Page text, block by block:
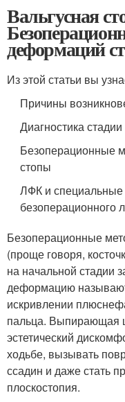
Вальгусная
деформаций
Из этой статьи вы
Причины
Диагностика
Безоперационные
стопы
ЛФК и специальные
безоперационного
Безоперационные
(проще говоря,
на начальной стадии
деформацию
искривлении
пальца. Выпирающая
эстетический
ходьбе, вызывать
ссадин и даже стать
плоскостопия.